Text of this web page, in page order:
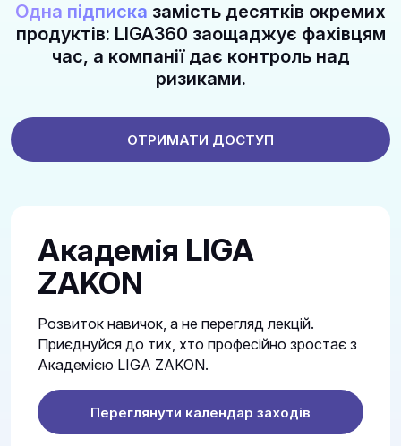
Одна підписка замість десятків окремих
продуктів: LIGA360 заощаджує фахівцям
час, а компанії дає контроль над
ризиками.
ОТРИМАТИ ДОСТУП
Академія LIGA
ZAKON
Розвиток навичок, а не перегляд лекцій.
Приєднуйся до тих, хто професійно зростає з
Академією LIGA ZAKON.
Переглянути календар заходів